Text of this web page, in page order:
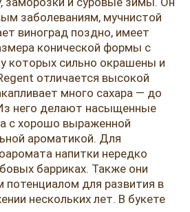
вина
вина
заболеваниям, мучнистой
виноград поздно, имеет
конической формы с
которых сильно окрашены и
отличается высокой
много сахара — до
него делают насыщенные
с хорошо выраженной
ароматикой. Для
напитки нередко
барриках. Также они
для развития в
нескольких лет. В букете